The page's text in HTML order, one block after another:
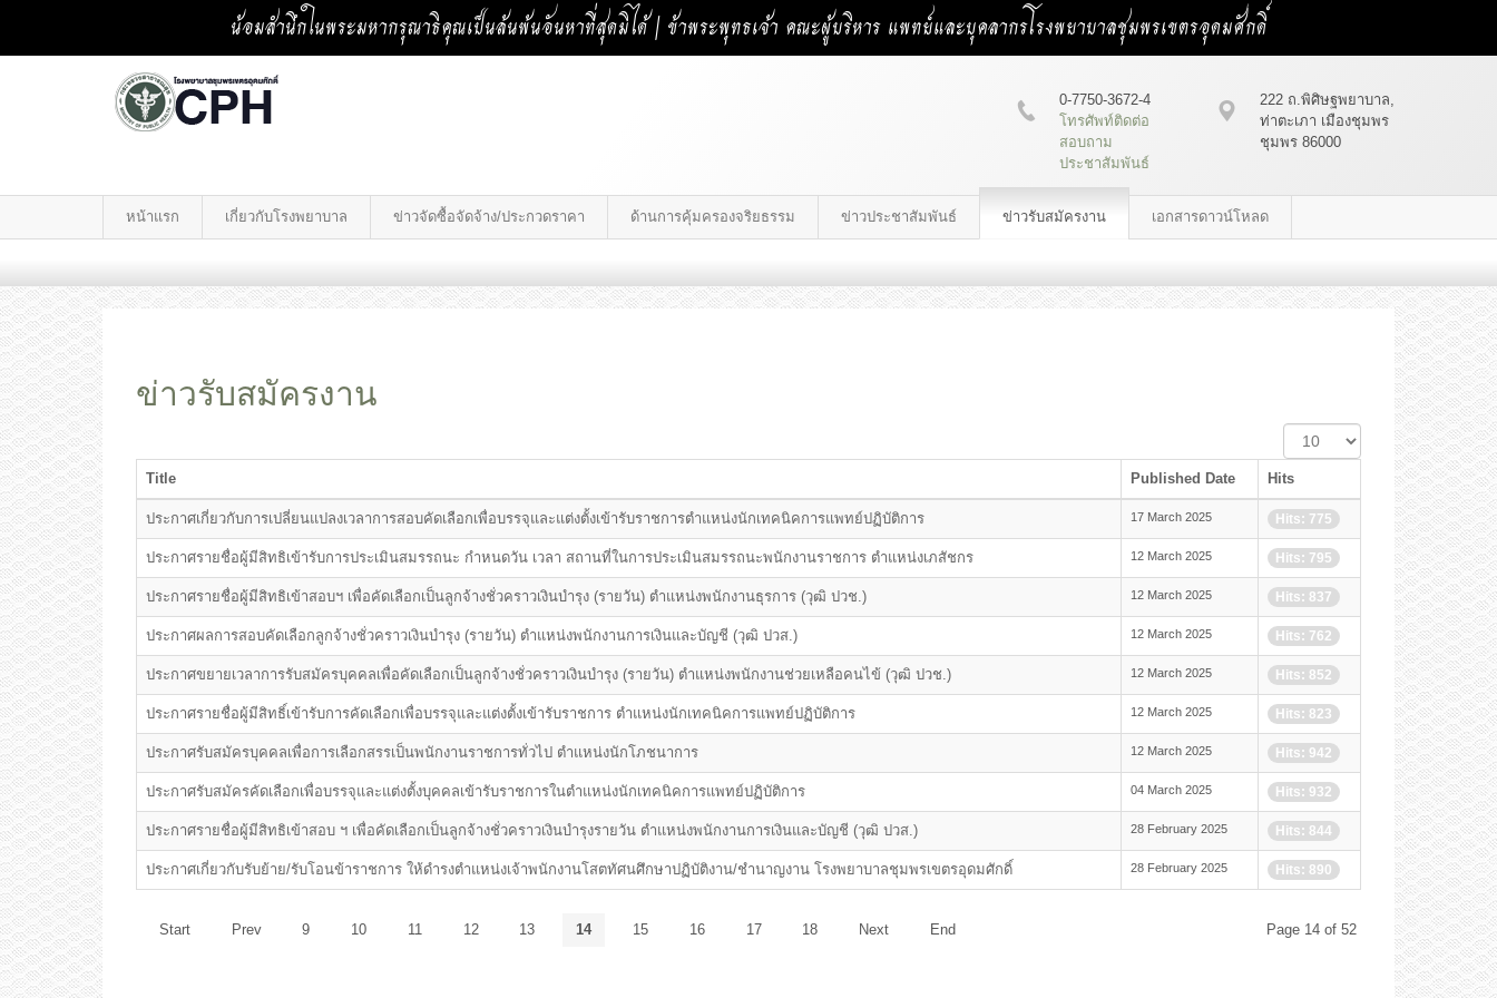
น้อมสำนึกในพระมหากรุณาธิคุณเป็นล้นพ้นอันหาที่สุดมิได้ | ข้าพระพุทธเจ้า คณะผู้บริหาร แพทย์และบุคลากรโรงพยาบาลชุมพรเขตรอุดมศักดิ์
222 ถ.พิศิษฐพยาบาล,
ท่าตะเภา เมืองชุมพร
ชุมพร 86000
0-7750-3672-4
โทรศัพท์ติดต่อ
สอบถาม
ประชาสัมพันธ์
หน้าแรก เกี่ยวกับโรงพยาบาล ข่าวจัดซื้อจัดจ้าง/ประกวดราคา ด้านการคุ้มครองจริยธรรม ข่าวประชาสัมพันธ์ ข่าวรับสมัครงาน เอกสารดาวน์โหลด
ข่าวรับสมัครงาน
Display
#
Title
Published Date Hits
ประกาศเกี่ยวกับการเปลี่ยนแปลงเวลาการสอบคัดเลือกเพื่อบรรจุและแต่งตั้งเข้ารับราชการตำแหน่งนักเทคนิคการแพทย์ปฏิบัติการ 17 March 2025 Hits: 775
ประกาศรายชื่อผู้มีสิทธิเข้ารับการประเมินสมรรถนะ กำหนดวัน เวลา สถานที่ในการประเมินสมรรถนะพนักงานราชการ ตำแหน่งเภสัชกร 12 March 2025 Hits: 795
ประกาศรายชื่อผู้มีสิทธิเข้าสอบฯ เพื่อคัดเลือกเป็นลูกจ้างชั่วคราวเงินบำรุง (รายวัน) ตำแหน่งพนักงานธุรการ (วุฒิ ปวช.) 12 March 2025 Hits: 837
ประกาศผลการสอบคัดเลือกลูกจ้างชั่วคราวเงินบำรุง (รายวัน) ตำแหน่งพนักงานการเงินและบัญชี (วุฒิ ปวส.) 12 March 2025 Hits: 762
ประกาศขยายเวลาการรับสมัครบุคคลเพื่อคัดเลือกเป็นลูกจ้างชั่วคราวเงินบำรุง (รายวัน) ตำแหน่งพนักงานช่วยเหลือคนไข้ (วุฒิ ปวช.) 12 March 2025 Hits: 852
ประกาศรายชื่อผู้มีสิทธิ์เข้ารับการคัดเลือกเพื่อบรรจุและแต่งตั้งเข้ารับราชการ ตำแหน่งนักเทคนิคการแพทย์ปฏิบัติการ 12 March 2025 Hits: 823
ประกาศรับสมัครบุคคลเพื่อการเลือกสรรเป็นพนักงานราชการทั่วไป ตำแหน่งนักโภชนาการ 12 March 2025 Hits: 942
ประกาศรับสมัครคัดเลือกเพื่อบรรจุและแต่งตั้งบุคคลเข้ารับราชการในตำแหน่งนักเทคนิคการแพทย์ปฏิบัติการ 04 March 2025 Hits: 932
ประกาศรายชื่อผู้มีสิทธิเข้าสอบ ฯ เพื่อคัดเลือกเป็นลูกจ้างชั่วคราวเงินบำรุงรายวัน ตำแหน่งพนักงานการเงินและบัญชี (วุฒิ ปวส.) 28 February 2025 Hits: 844
ประกาศเกี่ยวกับรับย้าย/รับโอนข้าราชการ ให้ดำรงตำแหน่งเจ้าพนักงานโสตทัศนศึกษาปฏิบัติงาน/ชำนาญงาน โรงพยาบาลชุมพรเขตรอุดมศักดิ์ 28 February 2025 Hits: 890
Page 14 of 52
Start Prev 9 10 11 12 13 14 15 16 17 18 Next End